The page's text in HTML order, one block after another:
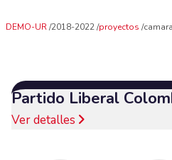
DEMO-UR 2018-2022 proyectos camara
Partido Liberal
Ver detalles